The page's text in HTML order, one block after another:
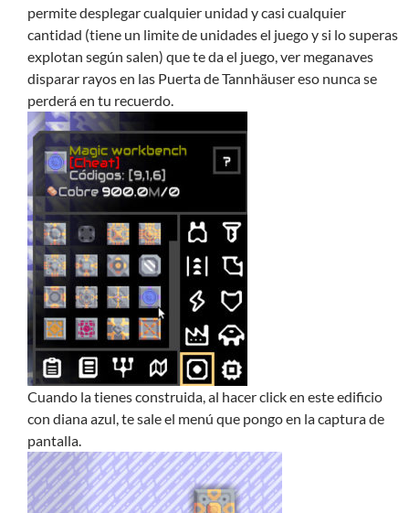
permite desplegar cualquier unidad y casi cualquier
cantidad (tiene un limite de unidades el juego y si lo superas
explotan según salen) que te da el juego, ver meganaves
disparar rayos en las Puerta de Tannhäuser eso nunca se
perderá en tu recuerdo.
Cuando la tienes construida, al hacer click en este edificio
con diana azul, te sale el menú que pongo en la captura de
pantalla.